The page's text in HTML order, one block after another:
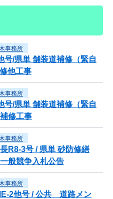
事務所
号/県単 舗装道補修（緊自
他工事
事務所
号/県単 舗装道補修（緊自
修工事
事務所
R8-3号 / 県単 砂防修繕
般競争入札公告
事務所
2他号 / 公共 道路メン